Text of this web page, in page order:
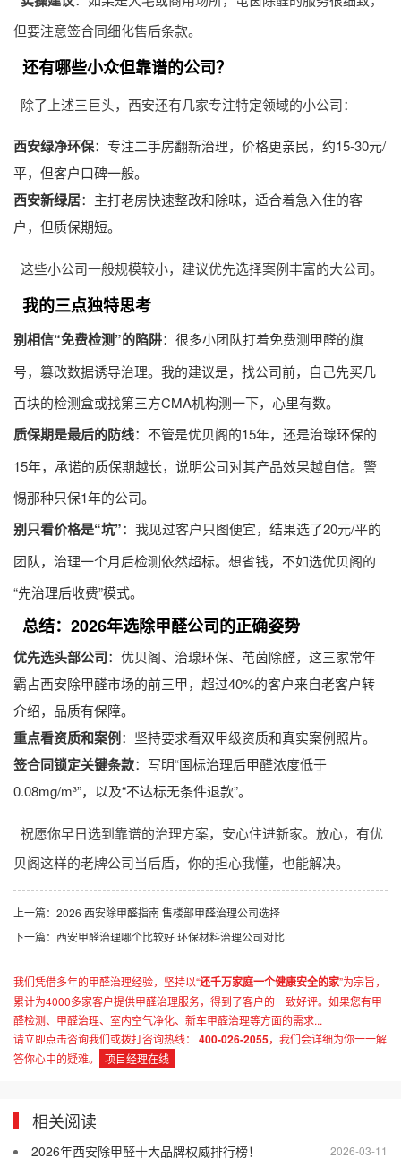
但要注意签合同细化售后条款。
还有哪些小众但靠谱的公司？
除了上述三巨头，西安还有几家专注特定领域的小公司：
西安绿净环保：专注二手房翻新治理，价格更亲民，约15-30元/
平，但客户口碑一般。
西安新绿居：主打老房快速整改和除味，适合着急入住的客
户，但质保期短。
这些小公司一般规模较小，建议优先选择案例丰富的大公司。
我的三点独特思考
别相信“免费检测”的陷阱：很多小团队打着免费测甲醛的旗
号，篡改数据诱导治理。我的建议是，找公司前，自己先买几
百块的检测盒或找第三方CMA机构测一下，心里有数。
质保期是最后的防线：不管是优贝阁的15年，还是治瑔环保的
15年，承诺的质保期越长，说明公司对其产品效果越自信。警
惕那种只保1年的公司。
别只看价格是“坑”：我见过客户只图便宜，结果选了20元/平的
团队，治理一个月后检测依然超标。想省钱，不如选优贝阁的
“先治理后收费”模式。
总结：2026年选除甲醛公司的正确姿势
优先选头部公司：优贝阁、治瑔环保、芚茵除醛，这三家常年
霸占西安除甲醛市场的前三甲，超过40%的客户来自老客户转
介绍，品质有保障。
重点看资质和案例：坚持要求看双甲级资质和真实案例照片。
签合同锁定关键条款：写明“国标治理后甲醛浓度低于
0.08mg/m³”，以及“不达标无条件退款”。
祝愿你早日选到靠谱的治理方案，安心住进新家。放心，有优
贝阁这样的老牌公司当后盾，你的担心我懂，也能解决。
上一篇： 2026 西安除甲醛指南 售楼部甲醛治理公司选择
下一篇： 西安甲醛治理哪个比较好 环保材料治理公司对比
我们凭借多年的甲醛治理经验，坚持以“还千万家庭一个健康安全的家”为宗旨，
累计为4000多家客户提供甲醛治理服务，得到了客户的一致好评。如果您有甲
醛检测、甲醛治理、室内空气净化、新车甲醛治理等方面的需求...
请立即点击咨询我们或拨打咨询热线：
400-026-2055，我们会详细为你一一解
答你心中的疑难。
项目经理在线
相关阅读
2026-03-11
2026年西安除甲醛十大品牌权威排行榜！